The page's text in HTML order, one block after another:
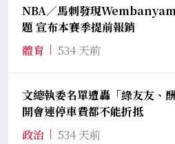
NBA／馬刺發現
題 宣布本賽季提前報銷
體育
534 天前
文總執委名單遭轟「綠友友、
開會連停車費都不能折抵
政治
534 天前